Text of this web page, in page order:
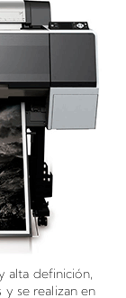
alta definición,
se realizan en